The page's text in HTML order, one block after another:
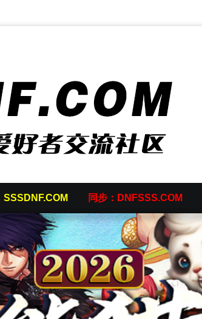
SSSDNF.COM 同步：DNFSSS.COM